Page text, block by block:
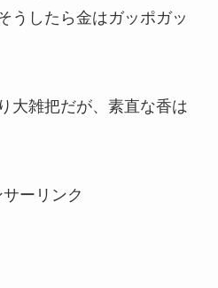
うしたら金はガッポガッ
大雑把だが、素直な香は
ーリンク